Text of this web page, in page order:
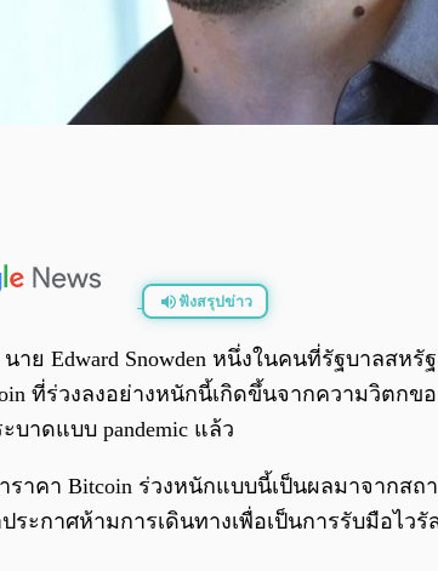
ฟังสรุปข่าว
าย Edward Snowden หนึ่งในคนที่รัฐบาล
ที่ร่วงลงอย่างหนักนี้เกิดขึ้นจากความวิตก
บาดแบบ pandemic แล้ว
าคา Bitcoin ร่วงหนักแบบนี้เป็นผลมาจากสถ
ระกาศห้ามการเดินทางเพื่อเป็นการรับมือไ